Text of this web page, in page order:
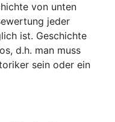
von unten
jeder
ist. Geschichte
d.h. man muss
sein oder ein